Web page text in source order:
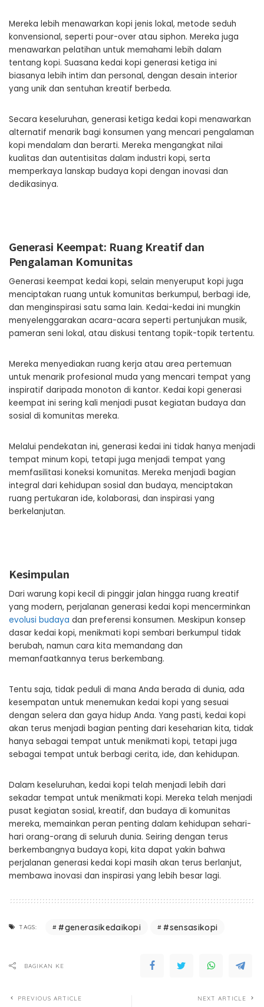
Mereka lebih menawarkan kopi jenis lokal, metode seduh
konvensional, seperti pour-over atau siphon. Mereka juga
menawarkan pelatihan untuk memahami lebih dalam
tentang kopi. Suasana kedai kopi generasi ketiga ini
biasanya lebih intim dan personal, dengan desain interior
yang unik dan sentuhan kreatif berbeda.
Secara keseluruhan, generasi ketiga kedai kopi menawarkan
alternatif menarik bagi konsumen yang mencari pengalaman
kopi mendalam dan berarti. Mereka mengangkat nilai
kualitas dan autentisitas dalam industri kopi, serta
memperkaya lanskap budaya kopi dengan inovasi dan
dedikasinya.
Generasi Keempat: Ruang Kreatif dan
Pengalaman Komunitas
Generasi keempat kedai kopi, selain menyeruput kopi juga
menciptakan ruang untuk komunitas berkumpul, berbagi ide,
dan menginspirasi satu sama lain. Kedai-kedai ini mungkin
menyelenggarakan acara-acara seperti pertunjukan musik,
pameran seni lokal, atau diskusi tentang topik-topik tertentu.
Mereka menyediakan ruang kerja atau area pertemuan
untuk menarik profesional muda yang mencari tempat yang
inspiratif daripada monoton di kantor. Kedai kopi generasi
keempat ini sering kali menjadi pusat kegiatan budaya dan
sosial di komunitas mereka.
Melalui pendekatan ini, generasi kedai ini tidak hanya menjadi
tempat minum kopi, tetapi juga menjadi tempat yang
memfasilitasi koneksi komunitas. Mereka menjadi bagian
integral dari kehidupan sosial dan budaya, menciptakan
ruang pertukaran ide, kolaborasi, dan inspirasi yang
berkelanjutan.
Kesimpulan
Dari warung kopi kecil di pinggir jalan hingga ruang kreatif
yang modern, perjalanan generasi kedai kopi mencerminkan
evolusi budaya dan preferensi konsumen. Meskipun konsep
dasar kedai kopi, menikmati kopi sembari berkumpul tidak
berubah, namun cara kita memandang dan
memanfaatkannya terus berkembang.
Tentu saja, tidak peduli di mana Anda berada di dunia, ada
kesempatan untuk menemukan kedai kopi yang sesuai
dengan selera dan gaya hidup Anda. Yang pasti, kedai kopi
akan terus menjadi bagian penting dari keseharian kita, tidak
hanya sebagai tempat untuk menikmati kopi, tetapi juga
sebagai tempat untuk berbagi cerita, ide, dan kehidupan.
Dalam keseluruhan, kedai kopi telah menjadi lebih dari
sekadar tempat untuk menikmati kopi. Mereka telah menjadi
pusat kegiatan sosial, kreatif, dan budaya di komunitas
mereka, memainkan peran penting dalam kehidupan sehari-
hari orang-orang di seluruh dunia. Seiring dengan terus
berkembangnya budaya kopi, kita dapat yakin bahwa
perjalanan generasi kedai kopi masih akan terus berlanjut,
membawa inovasi dan inspirasi yang lebih besar lagi.
TAGS: #generasikedaikopi #sensasikopi
BAGIKAN KE
PREVIOUS ARTICLE NEXT ARTICLE